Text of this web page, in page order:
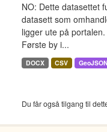
NO: Dette datasettet
datasett som
ligger ute på
Første by i...
DOCX CSV GeoJSON
Du får også tilgang til